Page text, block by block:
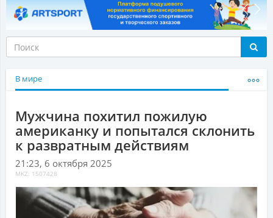
В мире
Мужчина похитил пожилую
американку и попытался склонить
к развратным действиям
21:23, 6 октября 2025
MKZ: 1507428